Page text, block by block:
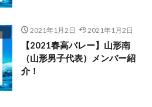
2021年1月2日 2021年1月2日
【2021春高バレー】山形南
（山形男子代表）メンバー紹
介！